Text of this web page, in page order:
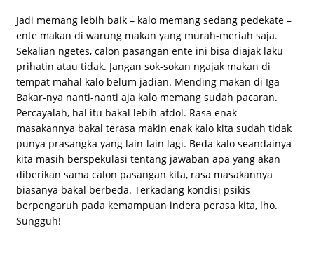
Jadi memang lebih baik – kalo memang sedang pedekate –
ente makan di warung makan yang murah-meriah saja.
Sekalian ngetes, calon pasangan ente ini bisa diajak laku
prihatin atau tidak. Jangan sok-sokan ngajak makan di
tempat mahal kalo belum jadian. Mending makan di Iga
Bakar-nya nanti-nanti aja kalo memang sudah pacaran.
Percayalah, hal itu bakal lebih afdol. Rasa enak
masakannya bakal terasa makin enak kalo kita sudah tidak
punya prasangka yang lain-lain lagi. Beda kalo seandainya
kita masih berspekulasi tentang jawaban apa yang akan
diberikan sama calon pasangan kita, rasa masakannya
biasanya bakal berbeda. Terkadang kondisi psikis
berpengaruh pada kemampuan indera perasa kita, lho.
Sungguh!